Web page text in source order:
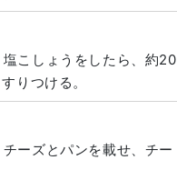
こしょうをしたら、約20
りつける。
ーズとパンを載せ、チー